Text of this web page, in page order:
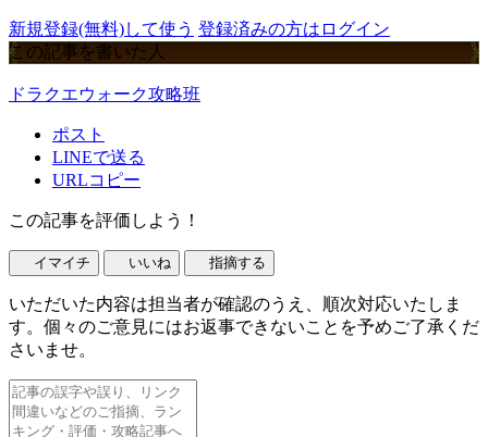
新規登録(無料)して使う 登録済みの方はログイン
この記事を書いた人
ドラクエウォーク攻略班
ポスト
LINEで送る
URLコピー
この記事を評価しよう！
イマイチ いいね 指摘する
いただいた内容は担当者が確認のうえ、順次対応いたしま
す。個々のご意見にはお返事できないことを予めご了承くだ
さいませ。